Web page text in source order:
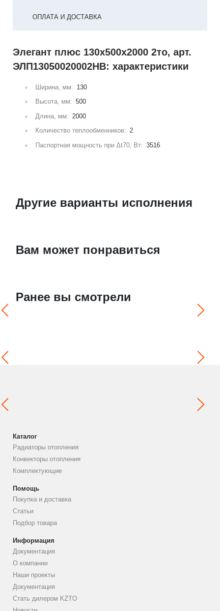
ОПЛАТА И ДОСТАВКА
Элегант плюс 130x500x2000 2то, арт.
ЭЛП13050020002НВ: характеристики
Ширина, мм: 130
Высота, мм: 500
Длина, мм: 2000
Количество теплообменников: 2
Паспортная мощность при Δt70, Вт: 3516
Другие варианты исполнения
Вам может понравиться
Ранее вы смотрели
Каталог
Радиаторы отопления
Конвекторы отопления
Комплектующие
Помощь
Покупка и доставка
Статьи
Подбор товара
Информация
Документация
О компании
Наши проекты
Документация
Стать дилером KZTO